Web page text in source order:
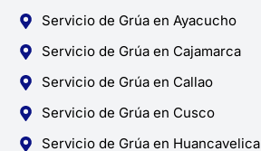
Servicio de Grúa en Ayacucho
Servicio de Grúa en Cajamarca
Servicio de Grúa en Callao
Servicio de Grúa en Cusco
Servicio de Grúa en Huancavelica